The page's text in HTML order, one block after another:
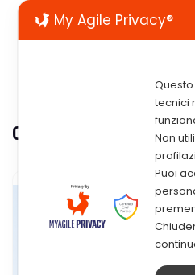
Categoria:
My Agile Privacy®
tecnici
Non
Puoi